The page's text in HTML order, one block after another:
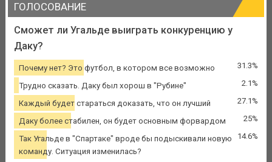
ГОЛОСОВАНИЕ
Сможет ли Угальде выиграть конкуренцию у
Даку?
Почему нет? Это футбол, в котором все возможно 31.3%
Трудно сказать. Даку был хорош в "Рубине" 2.1%
Каждый будет стараться доказать, что он лучший 27.1%
Даку более стабилен, он будет основным форвардом 25%
Так Угальде в "Спартаке" вроде бы подыскивали новую
команду. Ситуация изменилась?
14.6%